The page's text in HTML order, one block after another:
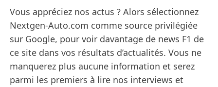
Vous appréciez nos actus ? Alors sélectionnez
Nextgen-Auto.com comme source privilégiée
sur Google, pour voir davantage de news F1 de
ce site dans vos résultats d’actualités. Vous ne
manquerez plus aucune information et serez
parmi les premiers à lire nos interviews et